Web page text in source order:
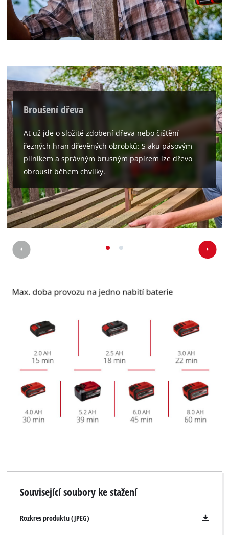
K načtení služby Google Maps
This content is not permitted to load due
to trackers that are not disclosed to the
visitor. The website owner needs to setup
the site with their CMP to add this content
Usercentrics Consent
Management Platform
Broušení dřeva
Ať už jde o složité zdobení dřeva nebo čištění
řezných hran dřevěných obrobků: S aku pásovým
pilníkem a správným brusným papírem lze dřevo
obrousit během chvilky.
Související soubory ke stažení
Rozkres produktu (JPEG)